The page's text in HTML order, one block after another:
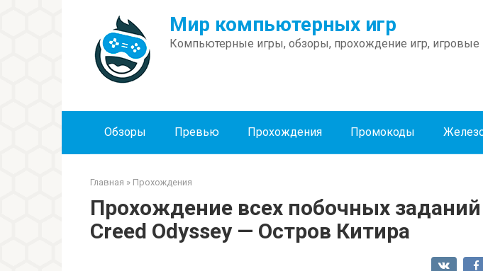
Мир компьютерных игр
Компьютерные игры, обзоры, прохождение игр, игровые
Обзоры Превью Прохождения Промокоды
Главная » Прохождения
Прохождение всех побочных заданий
Creed Odyssey — Остров Китира